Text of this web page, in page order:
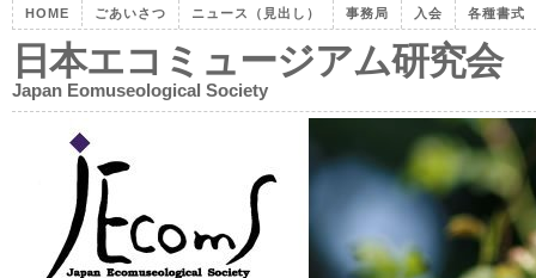
HOME ごあいさつ ニュース（見出し） 事務局 入会 各種書式
日本エコミュージアム研究会
Japan Eomuseological Society